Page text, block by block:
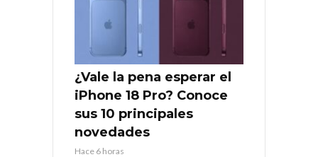
¿Vale la pena esperar el
iPhone 18 Pro? Conoce
sus 10 principales
novedades
Hace 6 horas